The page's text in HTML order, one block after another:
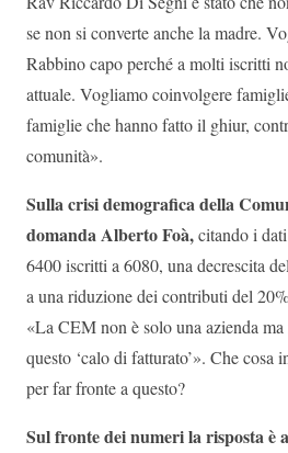
se non si converte anche la madre.
Rabbino capo perché a molti iscritti
attuale. Vogliamo coinvolgere
famiglie che hanno fatto il ghiur,
comunità».
Sulla crisi demografica della
domanda Alberto Foà,citando i
6400 iscritti a 6080, una decrescita
a una riduzione dei contributi del
«La CEM non è solo una azienda
questo ‘calo di fatturato’». Che cosa
per far fronte a questo?
Sul fronte dei numeri la risposta è